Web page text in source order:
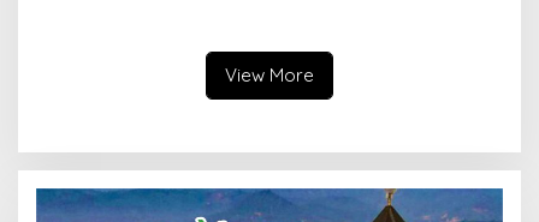
View More